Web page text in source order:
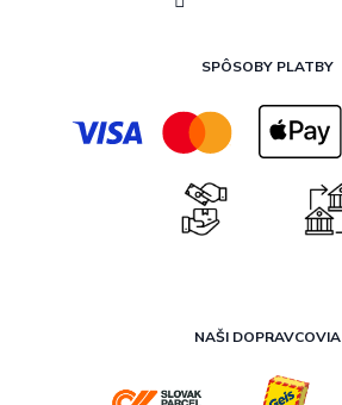
SPÔSOBY PLATBY
NAŠI DOPRAVCOVIA